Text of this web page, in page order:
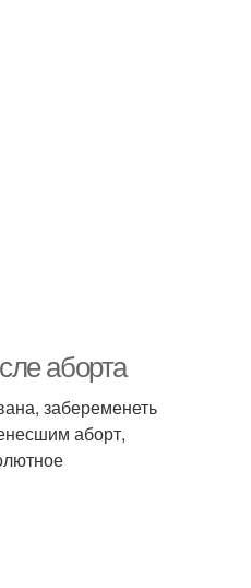
аборта
забеременеть
аборт,